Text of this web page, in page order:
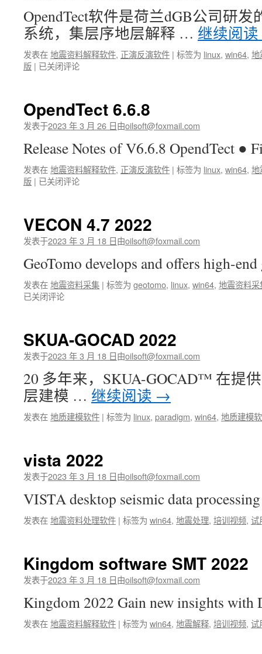
OpendTect软件是荷兰dGB公司研
系统，集层序地层解释 … 继续阅读
发表在地震资料解释软件, 正演反演软件 | 标签为 linux, win64, 地
版 | OpendTect
已关闭评论
OpendTect 6.6.8
发表于2023 年 3 月 26 日由oilsoft@foxmail.com
Release Notes of V6.6.8 OpendTect
发表在地震资料解释软件, 正演反演软件 | 标签为 linux, win64, 地
版 | OpendTect
已关闭评论
VECON 4.7 2022
发表于2023 年 3 月 18 日由oilsoft@foxmail.com
GeoTomo develops and offers high-
发表在地震资料采集 | 标签为 geotomo, linux, win64, 地震资料采
已关闭评论
SKUA-GOCAD 2022
发表于2023 年 3 月 18 日由oilsoft@foxmail.com
20 多年来，SKUA-GOCAD™ 在提
层建模 … 继续阅读 →
发表在地质建模软件 | 标签为 linux, paradigm, win64, 地质建模
vista 2022
发表于2023 年 3 月 18 日由oilsoft@foxmail.com
VISTA desktop seismic data
发表在地震资料处理软件 | 标签为 win64, 地震处理, 培训视频, 试
Kingdom software SMT 2022
发表于2023 年 3 月 18 日由oilsoft@foxmail.com
Kingdom 2022 Gain new insights
发表在地震资料解释软件 | 标签为 win64, 地震解释, 培训视频, 试